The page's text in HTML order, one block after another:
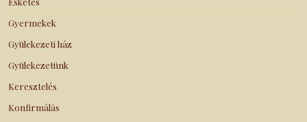
Gyermekek
Gyülekezeti ház
Gyülekezetünk
Keresztelés
Konfirmálás